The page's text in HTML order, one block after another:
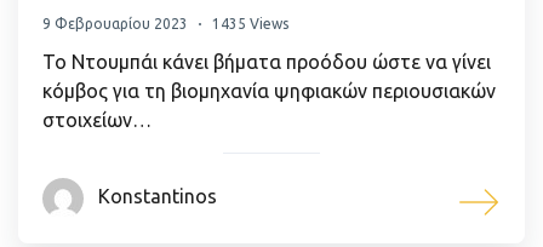
9 Φεβρουαρίου 2023 1435 Views
Το Ντουμπάι κάνει βήματα προόδου ώστε να γίνει
κόμβος για τη βιομηχανία ψηφιακών περιουσιακών
στοιχείων…
Konstantinos